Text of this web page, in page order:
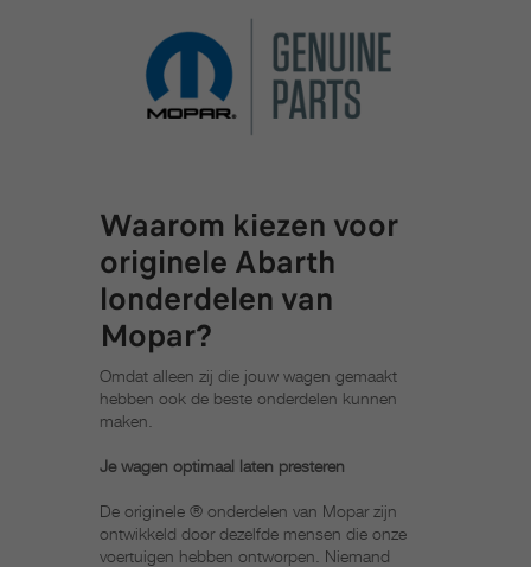
Waarom kiezen voor
originele Abarth
londerdelen van
Mopar?
Omdat alleen zij die jouw wagen gemaakt
hebben ook de beste onderdelen kunnen
maken.
Je wagen optimaal laten presteren
De originele ® onderdelen van Mopar zijn
ontwikkeld door dezelfde mensen die onze
voertuigen hebben ontworpen. Niemand